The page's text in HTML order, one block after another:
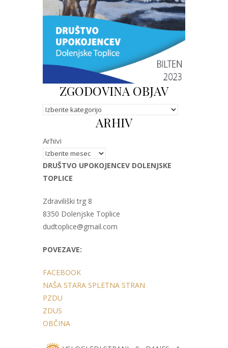
ZGODOVINA OBJAV
Kategorije
ARHIV
Arhivi
DRUŠTVO UPOKOJENCEV DOLENJSKE
TOPLICE
Zdraviliški trg 8
8350 Dolenjske Toplice
dudtoplice@gmail.com
POVEZAVE:
FACEBOOK
NAŠA STARA SPLETNA STRAN
PZDU
ZDUS
OBČINA